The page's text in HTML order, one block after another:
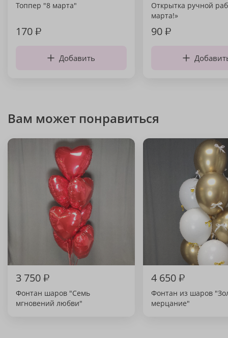
Топпер "8 марта"
170₽
Добавить
Открытка ручной
марта!»
90₽
Вам может понравиться
3 750₽
Фонтан шаров "Семь
мгновений любви"
4 650₽
Фонтан из шаров
мерцание"